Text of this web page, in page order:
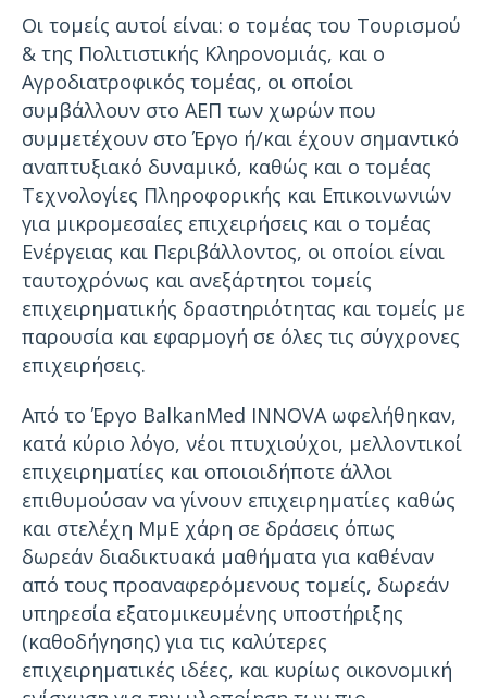
Οι τομείς αυτοί είναι: ο τομέας του Τουρισμού
& της Πολιτιστικής Κληρονομιάς, και ο
Αγροδιατροφικός τομέας, οι οποίοι
συμβάλλουν στο ΑΕΠ των χωρών που
συμμετέχουν στο Έργο ή/και έχουν σημαντικό
αναπτυξιακό δυναμικό, καθώς και ο τομέας
Τεχνολογίες Πληροφορικής και Επικοινωνιών
για μικρομεσαίες επιχειρήσεις και ο τομέας
Ενέργειας και Περιβάλλοντος, οι οποίοι είναι
ταυτοχρόνως και ανεξάρτητοι τομείς
επιχειρηματικής δραστηριότητας και τομείς με
παρουσία και εφαρμογή σε όλες τις σύγχρονες
επιχειρήσεις.
Από το Έργο BalkanMed INNOVA ωφελήθηκαν,
κατά κύριο λόγο, νέοι πτυχιούχοι, μελλοντικοί
επιχειρηματίες και οποιοιδήποτε άλλοι
επιθυμούσαν να γίνουν επιχειρηματίες καθώς
και στελέχη ΜμΕ χάρη σε δράσεις όπως
δωρεάν διαδικτυακά μαθήματα για καθέναν
από τους προαναφερόμενους τομείς, δωρεάν
υπηρεσία εξατομικευμένης υποστήριξης
(καθοδήγησης) για τις καλύτερες
επιχειρηματικές ιδέες, και κυρίως οικονομική